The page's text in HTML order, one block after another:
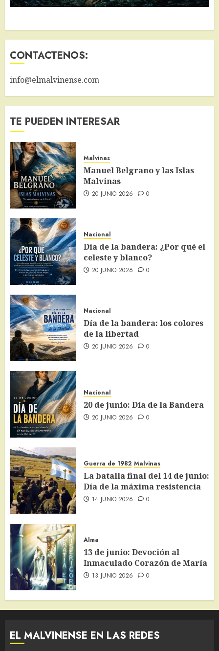
CONTACTENOS:
info@elmalvinense.com
TE PUEDEN INTERESAR
Malvinas
Manuel Belgrano y las Islas
Malvinas
20 JUNIO 2026 0
Nacional
Día de la bandera: ¿Por qué el
celeste y blanco?
20 JUNIO 2026 0
Nacional
Día de la bandera: los colores
de la libertad
20 JUNIO 2026 0
Nacional
20 de junio: Día de la Bandera
20 JUNIO 2026 0
Guerra de 1982 Malvinas
La batalla final del 14 de junio:
Día de la máxima resistencia
14 JUNIO 2026 0
Alma
13 de junio: Devoción al
Inmaculado Corazón de María
13 JUNIO 2026 0
EL MALVINENSE EN LAS REDES